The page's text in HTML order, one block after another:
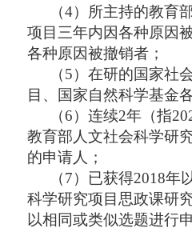
（4）所主持的教育
项目三年内因各种原因
各种原因被撤销者；
（5）在研的国家社
目、国家自然科学基金
（6）连续2年（指
教育部人文社会科学研
的申请人；
（7）已获得2018年
科学研究项目思政课研
以相同或类似选题进行申